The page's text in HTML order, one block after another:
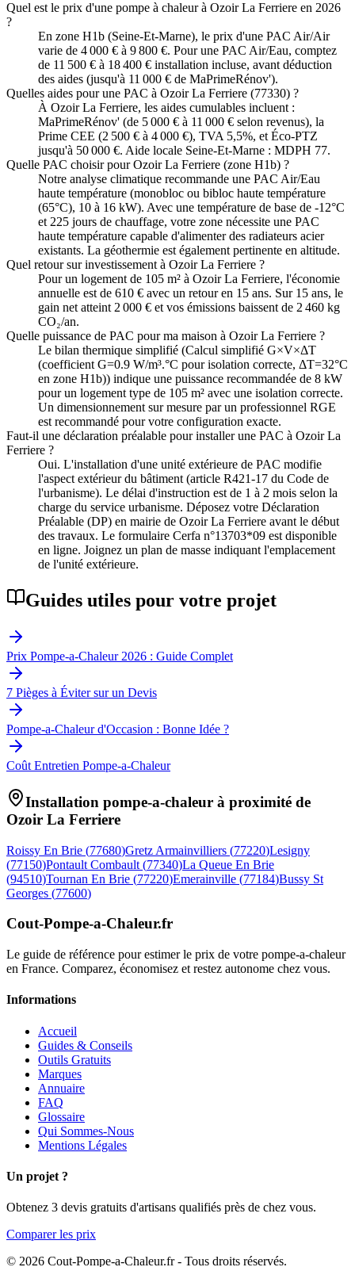
Quel est le prix d'une pompe à chaleur à Ozoir La Ferriere en 2026
?
En zone H1b (Seine-Et-Marne), le prix d'une PAC Air/Air
varie de 4 000 € à 9 800 €. Pour une PAC Air/Eau, comptez
de 11 500 € à 18 400 € installation incluse, avant déduction
des aides (jusqu'à 11 000 € de MaPrimeRénov').
Quelles aides pour une PAC à Ozoir La Ferriere (77330) ?
À Ozoir La Ferriere, les aides cumulables incluent :
MaPrimeRénov' (de 5 000 € à 11 000 € selon revenus), la
Prime CEE (2 500 € à 4 000 €), TVA 5,5%, et Éco-PTZ
jusqu'à 50 000 €. Aide locale Seine-Et-Marne : MDPH 77.
Quelle PAC choisir pour Ozoir La Ferriere (zone H1b) ?
Notre analyse climatique recommande une PAC Air/Eau
haute température (monobloc ou bibloc haute température
(65°C), 10 à 16 kW). Avec une température de base de -12°C
et 225 jours de chauffage, votre zone nécessite une PAC
haute température capable d'alimenter des radiateurs acier
existants. La géothermie est également pertinente en altitude.
Quel retour sur investissement à Ozoir La Ferriere ?
Pour un logement de 105 m² à Ozoir La Ferriere, l'économie
annuelle est de 610 € avec un retour en 15 ans. Sur 15 ans, le
gain net atteint 2 000 € et vos émissions baissent de 2 460 kg
CO₂/an.
Quelle puissance de PAC pour ma maison à Ozoir La Ferriere ?
Le bilan thermique simplifié (Calcul simplifié G×V×ΔT
(coefficient G=0.9 W/m³.°C pour isolation correcte, ΔT=32°C
en zone H1b)) indique une puissance recommandée de 8 kW
pour un logement type de 105 m² avec une isolation correcte.
Un dimensionnement sur mesure par un professionnel RGE
est recommandé pour votre configuration exacte.
Faut-il une déclaration préalable pour installer une PAC à Ozoir La
Ferriere ?
Oui. L'installation d'une unité extérieure de PAC modifie
l'aspect extérieur du bâtiment (article R421-17 du Code de
l'urbanisme). Le délai d'instruction est de 1 à 2 mois selon la
charge du service urbanisme. Déposez votre Déclaration
Préalable (DP) en mairie de Ozoir La Ferriere avant le début
des travaux. Le formulaire Cerfa n°13703*09 est disponible
en ligne. Joignez un plan de masse indiquant l'emplacement
de l'unité extérieure.
Guides utiles pour votre projet
Prix Pompe-a-Chaleur 2026 : Guide Complet
7 Pièges à Éviter sur un Devis
Pompe-a-Chaleur d'Occasion : Bonne Idée ?
Coût Entretien Pompe-a-Chaleur
Installation pompe-a-chaleur à proximité de
Ozoir La Ferriere
Roissy En Brie (77680)Gretz Armainvilliers (77220)Lesigny
(77150)Pontault Combault (77340)La Queue En Brie
(94510)Tournan En Brie (77220)Emerainville (77184)Bussy St
Georges (77600)
Cout-Pompe-a-Chaleur.fr
Le guide de référence pour estimer le prix de votre pompe-a-chaleur
en France. Comparez, économisez et restez autonome chez vous.
Informations
Accueil
Guides & Conseils
Outils Gratuits
Marques
Annuaire
FAQ
Glossaire
Qui Sommes-Nous
Mentions Légales
Un projet ?
Obtenez 3 devis gratuits d'artisans qualifiés près de chez vous.
Comparer les prix
© 2026 Cout-Pompe-a-Chaleur.fr - Tous droits réservés.